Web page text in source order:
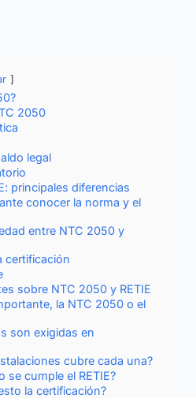
2050
legal
principales diferencias
conocer la norma y el
entre NTC 2050 y
certificación
sobre NTC 2050 y RETIE
la NTC 2050 o el
son exigidas en
cubre cada una?
se cumple el RETIE?
la certificación?